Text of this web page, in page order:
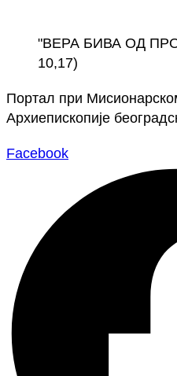
садржај
"ВЕРА БИВА ОД
10,17)
Портал при
Архиепископије
Facebook